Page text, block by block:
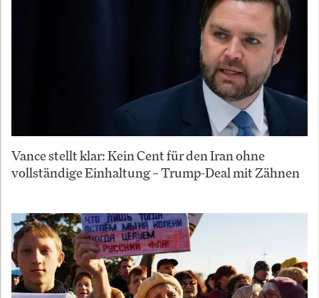
Vance stellt klar: Kein Cent für den Iran ohne
vollständige Einhaltung – Trump-Deal mit Zähnen